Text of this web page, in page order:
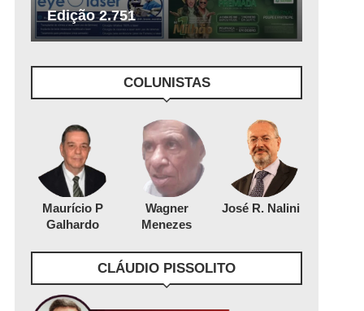
Edição 2.751
COLUNISTAS
Maurício P
Galhardo
Wagner
Menezes
José R. Nalini
CLÁUDIO PISSOLITO